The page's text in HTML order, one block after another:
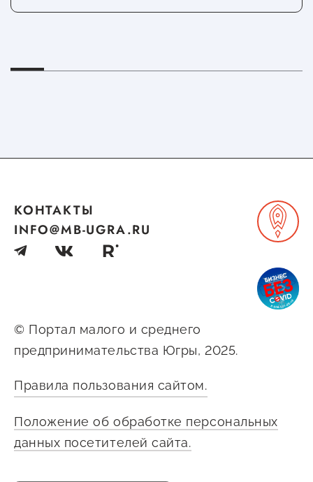
© Портал малого и среднего
предпринимательства Югры, 2025.
Правила пользования сайтом.
Положение об обработке персональных
данных посетителей сайта.
КОНТАКТЫ
INFO@MB-UGRA.RU